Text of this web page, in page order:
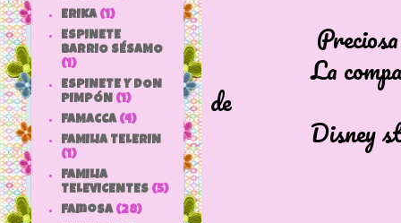
Preciosa
La comparo
de
Disney
ERIKA (1)
ESPINETE
BARRIO SÉSAMO
(1)
ESPINETE Y DON
PIMPÓN (1)
FAMACCA (4)
FAMILIA TELERIN
(1)
FAMILIA
TELEVICENTES (5)
Famosa (28)